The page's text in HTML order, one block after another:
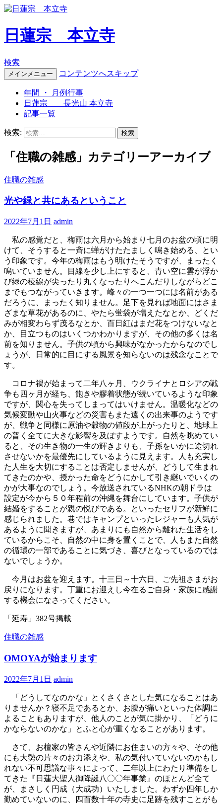
日蓮宗 本立寺
検索
メインメニュー コンテンツへスキップ
年間 ・ 月例行事
日蓮宗 長光山 本立寺
記事一覧
検索:
「住職の雑感」カテゴリーアーカイブ
住職の雑感
光や緑と共にあるということ
2022年7月1日 admin
私の感覚だと、梅雨は六月から始まり七月のお盆の頃に明
けて、そうすると一斉に蝉がけたたましく鳴き始める、とい
う印象です。今年の梅雨はもう明けたそうですが、まったく
鳴いていません。目線を少し上にすると、青い空に雲が浮か
び緑の稜線が尖ったり丸くなったりへこんだりしながらどこ
までもつながっていきます。峰々の一つ一つには名前がある
だろうに、まったく知りません。足下を見れば地面にはさま
ざまな草花があるのに、やたら蛍袋が増えたなとか、どくだ
みが相変わらず茂るなとか、百日紅はまだ花をつけないなと
か、目立つものはいくつかわかりますが、その他の多くは名
前を知りません。子供の頃から興味がなかったからなのでし
ょうが、日常的に目にする風景を知らないのは残念なことで
す。
コロナ禍が始まって二年八ヶ月、ウクライナとロシアの戦
争も四ヶ月が経ち、飽きや膠着状態が続いているような印象
ですが、関心を失ってしまってはいけません。温暖化などの
気候変動や山火事などの災害もまた遠くの出来事のようです
が、戦争と同様に原油や穀物の値段が上がったりと、地球上
の普く全てに大きな影響を及ぼすようです。自然を眺めてい
ると、その生き物の一生の輝きよりも、子孫をいかに途切れ
させないかを最優先にしているように見えます。人も充実し
た人生を大切にすることは否定しませんが、どうして生まれ
てきたのかや、授かった命をどうにかして引き継いでいくの
かが大事なのでしょう。今放送されているNHKの朝ドラは
設定が今から５０年程前の沖縄を舞台にしています。子供が
結婚をすることが親の悦びである。といったセリフが新鮮に
感じられました。巷ではキャンプといったレジャーも人気が
あるように聞きますが、あまりにも自然から離れた生活をし
ているからこそ、自然の中に身を置くことで、人もまた自然
の循環の一部であることに気づき、喜びとなっているのでは
ないでしょうか。
今月はお盆を迎えます。十三日～十六日、ご先祖さまがお
戻りになります。丁重にお迎えし今在るご自身・家族に感謝
する機会になさってください。
「延寿」382号掲載
住職の雑感
OMOYAが始まります
2022年7月1日 admin
「どうしてなのかな」とくさくさとした気になることはあ
りませんか？寝不足であるとか、お腹が痛いといった体調に
よることもありますが、他人のことが気に掛かり、「どうに
かならないのかな」とふと心が重くなることがあります。
さて、お檀家の皆さんや近隣にお住まいの方々や、その他
にも大勢の片々のお力添えや、私の気付いていないのかもし
れない不可思議な事々によって、二年以上にわたり準備をし
てきた『日蓮大聖人御降誕八〇〇年事業』のほとんど全て
が、まさしく円成（大成功）いたしました。わずか四年しか
勤めていないのに、四百数十年の寺史に足跡を残すことがも